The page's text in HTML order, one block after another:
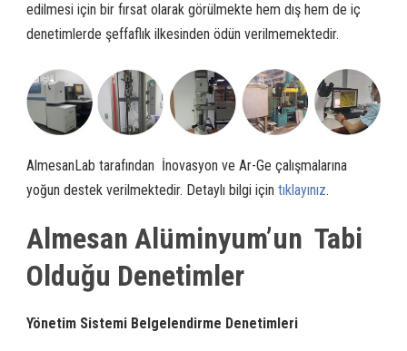
edilmesi için bir fırsat olarak görülmekte hem dış hem de iç
denetimlerde şeffaflık ilkesinden ödün verilmemektedir.
AlmesanLab tarafından İnovasyon ve Ar-Ge çalışmalarına
yoğun destek verilmektedir. Detaylı bilgi için tıklayınız.
Almesan Alüminyum’un Tabi
Olduğu Denetimler
Yönetim Sistemi Belgelendirme Denetimleri